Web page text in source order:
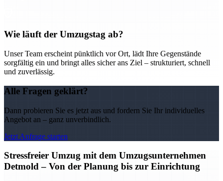
Wie läuft der Umzugstag ab?
Unser Team erscheint pünktlich vor Ort, lädt Ihre Gegenstände
sorgfältig ein und bringt alles sicher ans Ziel – strukturiert, schnell
und zuverlässig.
Alle Fragen geklärt?
Dann probieren Sie es jetzt aus und fordern Sie Ihr individuelles
Angebot an – ganz unverbindlich.
Jetzt Anfrage starten
Stressfreier Umzug mit dem Umzugsunternehmen
Detmold – Von der Planung bis zur Einrichtung